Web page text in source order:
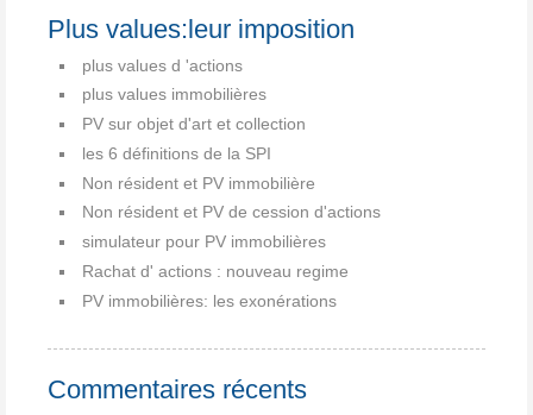
Plus values:leur imposition
plus values d 'actions
plus values immobilières
PV sur objet d'art et collection
les 6 définitions de la SPI
Non résident et PV immobilière
Non résident et PV de cession d'actions
simulateur pour PV immobilières
Rachat d' actions : nouveau regime
PV immobilières: les exonérations
Commentaires récents